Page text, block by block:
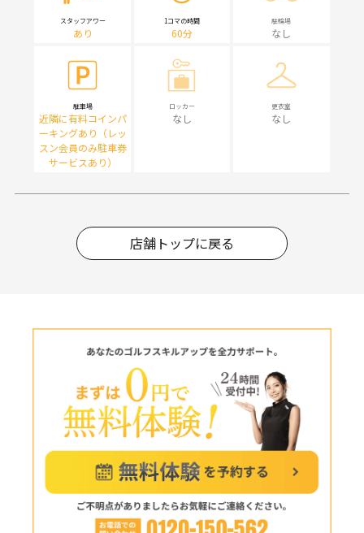
スタッフアワー
あり
1コマの時間
60分
駐輪場
なし
駐車場
近隣に有料コインパ
ーキングあり（レッ
スン会員のみ駐車券
サービスあり）
ロッカー
なし
更衣室
なし
店舗トップに戻る